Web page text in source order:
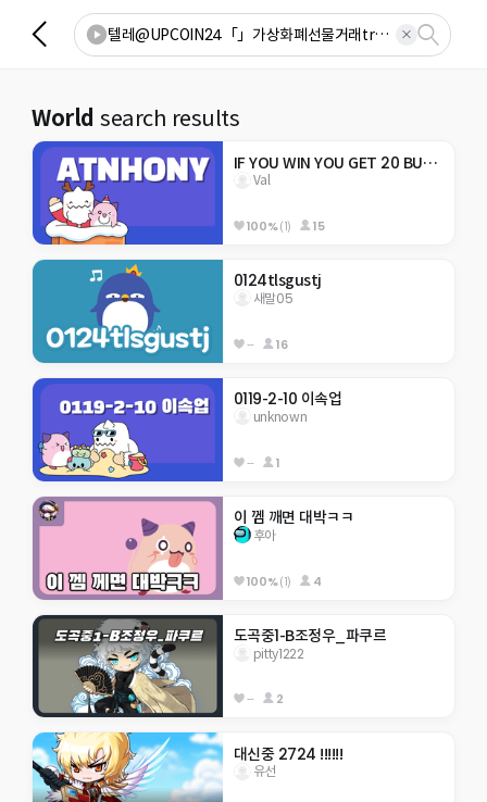
World search results
IF YOU WIN YOU GET 20 BUCKS
Val
100%(1) 15
0124tlsgustj
새말05
-- 16
0119-2-10 이속업
unknown
-- 1
이 껨 깨면 대박ㅋㅋ
후아
100%(1) 4
도곡중1-B조정우_파쿠르
pitty1222
-- 2
대신중 2724 !!!!!!
유선